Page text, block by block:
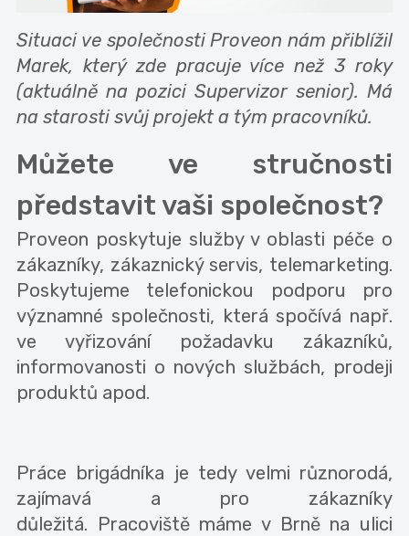
Situaci ve společnosti Proveon nám přiblížil
Marek, který zde pracuje více než 3 roky
(aktuálně na pozici Supervizor senior). Má
na starosti svůj projekt a tým pracovníků.
Můžete ve stručnosti
představit vaši společnost?
Proveon poskytuje služby v oblasti péče o
zákazníky, zákaznický servis, telemarketing.
Poskytujeme telefonickou podporu pro
významné společnosti, která spočívá např.
ve vyřizování požadavku zákazníků,
informovanosti o nových službách, prodeji
produktů apod.
Práce brigádníka je tedy velmi různorodá,
zajímavá a pro zákazníky
důležitá. Pracoviště máme v Brně na ulici